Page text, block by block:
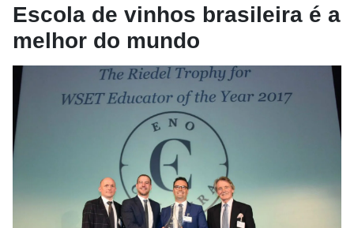
Escola de vinhos brasileira é a
melhor do mundo